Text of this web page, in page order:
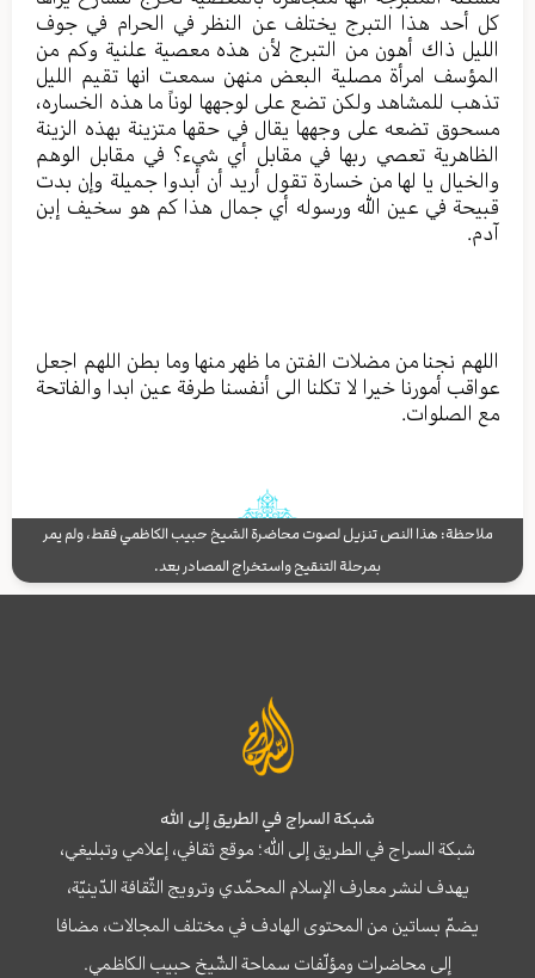
كل أحد هذا التبرج يختلف عن النظر في الحرام في جوف
الليل ذاك أهون من التبرج لأن هذه معصية علنية وكم من
المؤسف امرأة مصلية البعض منهن سمعت انها تقيم الليل
تذهب للمشاهد ولكن تضع على لوجهها لوناً ما هذه الخساره،
مسحوق تضعه على وجهها يقال في حقها متزينة بهذه الزينة
الظاهرية تعصي ربها في مقابل أي شيء؟ في مقابل الوهم
والخيال يا لها من خسارة تقول أريد أن أبدوا جميلة وإن بدت
قبيحة في عين الله ورسوله أي جمال هذا كم هو سخيف إبن
آدم.
اللهم نجنا من مضلات الفتن ما ظهر منها وما بطن اللهم اجعل
عواقب أمورنا خيرا لا تكلنا الى أنفسنا طرفة عين ابدا والفاتحة
مع الصلوات.
ملاحظة: هذا النص تنزيل لصوت محاضرة الشيخ حبيب الكاظمي فقط، ولم يمر
بمرحلة التنقيح واستخراج المصادر بعد.
شبكة السراج في الطريق إلى الله
شبكة السراج في الطريق إلى الله؛ موقع ثقافي، إعلامي وتبليغي،
يهدف لنشر معارف الإسلام المحمّدي وترويج الثّقافة الدّينيّة،
يضمّ بساتين من المحتوى الهادف في مختلف المجالات، مضافا
إلى محاضرات ومؤلّفات سماحة الشّيخ حبيب الكاظمي.